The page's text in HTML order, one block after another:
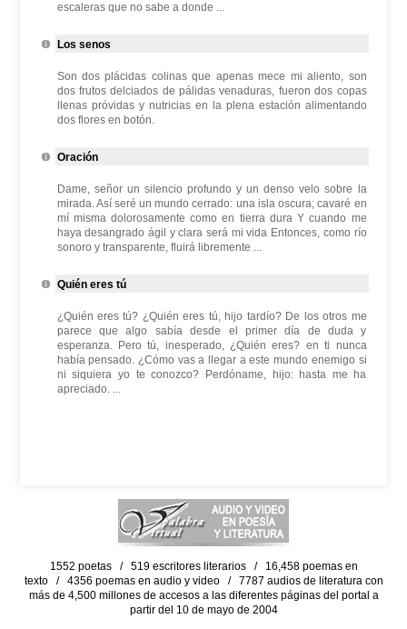
escaleras que no sabe a donde ...
Los senos
Son dos plácidas colinas que apenas mece mi aliento, son
dos frutos delciados de pálidas venaduras, fueron dos copas
llenas próvidas y nutricias en la plena estación alimentando
dos flores en botón.
Oración
Dame, señor un silencio profundo y un denso velo sobre la
mirada. Así seré un mundo cerrado: una isla oscura; cavaré en
mí misma dolorosamente como en tierra dura Y cuando me
haya desangrado ágil y clara será mi vida Entonces, como río
sonoro y transparente, fluirá libremente ...
Quién eres tú
¿Quién eres tú? ¿Quién eres tú, hijo tardío? De los otros me
parece que algo sabía desde el primer día de duda y
esperanza. Pero tú, inesperado, ¿Quién eres? en ti nunca
había pensado. ¿Cómo vas a llegar a este mundo enemigo si
ni siquiera yo te conozco? Perdóname, hijo: hasta me ha
apreciado. ...
1552 poetas / 519 escritores literarios / 16,458 poemas en
texto / 4356 poemas en audio y video / 7787 audios de literatura con
más de 4,500 millones de accesos a las diferentes páginas del portal a
partir del 10 de mayo de 2004